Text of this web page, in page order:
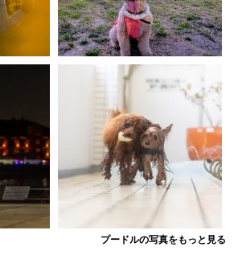
プードルの写真をもっと見る